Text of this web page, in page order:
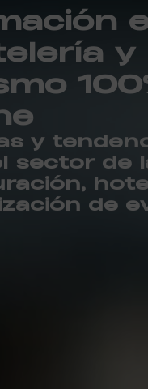
y
y
sector de
de